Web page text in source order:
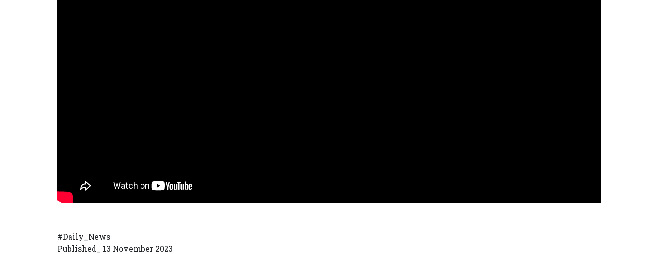
#Daily_News
Published_ 13 November 2023